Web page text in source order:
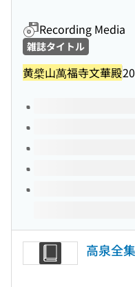
Recording Media
雑誌タイトル
黄檗山萬福寺文華殿
Volumes of this title
高泉全